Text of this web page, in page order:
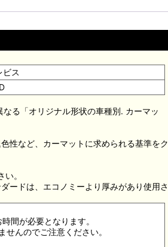
ビス
る「オリジナル形状の車種別. カーマッ
性など、カーマットに求められる基準をク
。
ードは、エコノミーより厚みがあり使用さ
間が必要となります。
んのでご注意ください。